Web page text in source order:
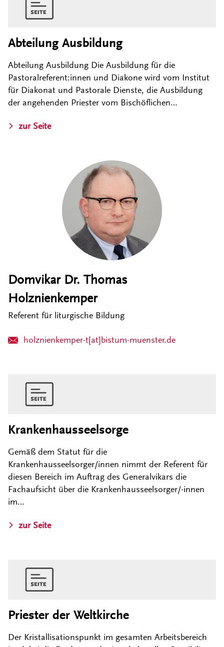
Abteilung Ausbildung
Abteilung Ausbildung Die Ausbildung für die
Pastoralreferent:innen und Diakone wird vom Institut
für Diakonat und Pastorale Dienste, die Ausbildung
der angehenden Priester vom Bischöflichen…
zur Seite
Domvikar Dr. Thomas
Holznienkemper
Referent für liturgische Bildung
holznienkemper-t[at]bistum-muenster.de
Krankenhausseelsorge
Gemäß dem Statut für die
Krankenhausseelsorger/innen nimmt der Referent für
diesen Bereich im Auftrag des Generalvikars die
Fachaufsicht über die Krankenhausseelsorger/-innen
im…
zur Seite
Priester der Weltkirche
Der Kristallisationspunkt im gesamten Arbeitsbereich